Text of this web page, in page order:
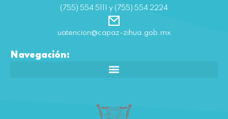
(755) 554 5111 y (755) 554 2224
uatencion@capaz-zihua.gob.mx
Navegación: